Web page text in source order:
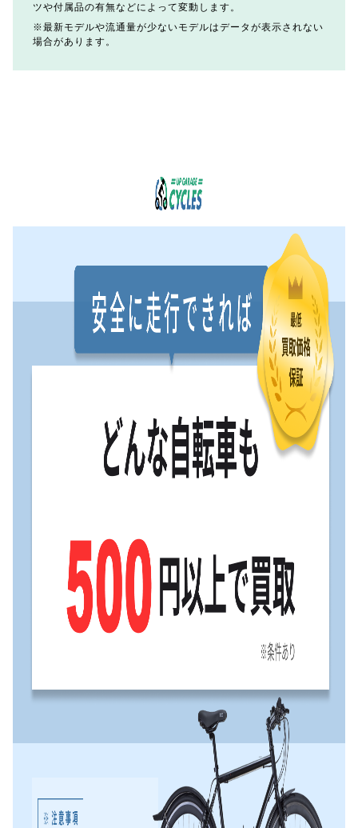
ツや付属品の有無などによって変動します。
最新モデルや流通量が少ないモデルはデータが表示されない
場合があります。